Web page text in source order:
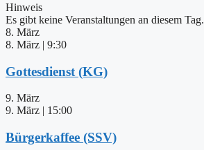
Hinweis
Es gibt keine Veranstaltungen an diesem Tag.
8. März
8. März | 9:30
Gottesdienst (KG)
9. März
9. März | 15:00
Bürgerkaffee (SSV)